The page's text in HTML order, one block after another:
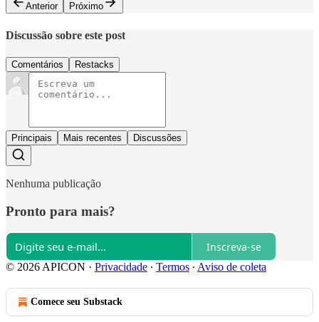
Anterior
Próximo
Discussão sobre este post
Comentários Restacks
Principais Mais recentes Discussões
Nenhuma publicação
Pronto para mais?
Inscreva-se
© 2026 APICON · Privacidade ∙ Termos ∙ Aviso de coleta
Comece seu Substack